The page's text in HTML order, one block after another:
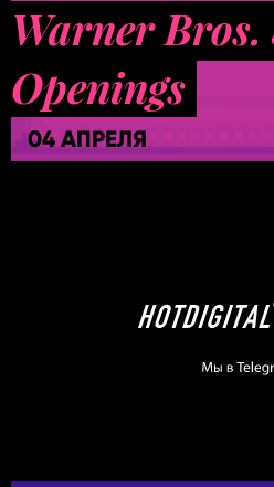
Warner
Openings
04 АПРЕЛЯ